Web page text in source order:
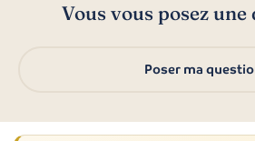
Vous vous posez une
Poser ma